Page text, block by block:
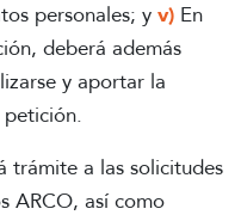
personales; y v) En
deberá además
y aportar la
trámite a las solicitudes
ARCO, así como